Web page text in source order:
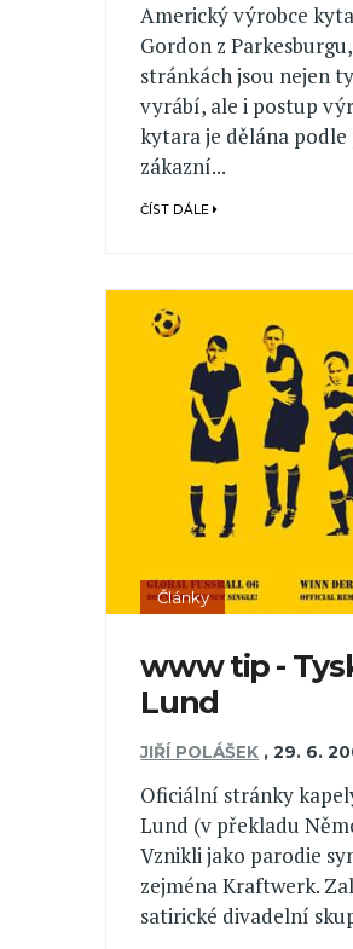
Americký výrobce
Gordon z
stránkách jsou nejen
vyrábí, ale i postup
kytara je dělána
zákazní...
ČÍST DÁLE
Články
www tip -
Lund
JIŘÍ POLÁŠEK ,29. 6.
Oficiální stránky
Lund (v překladu
Vznikli jako parodie
zejména Kraftwerk.
satirické divadelní